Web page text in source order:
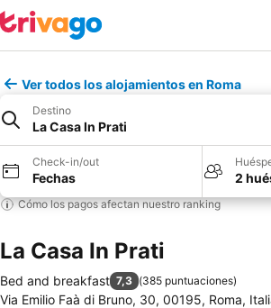
Ver todos los alojamientos en Roma
Destino
La Casa In Prati
Check-in/out
Fechas 2
Cómo los pagos afectan nuestro ranking
La Casa In Prati
Bed and breakfast 7,3 (385 puntuaciones)
Via Emilio Faà di Bruno, 30, 00195, Roma,